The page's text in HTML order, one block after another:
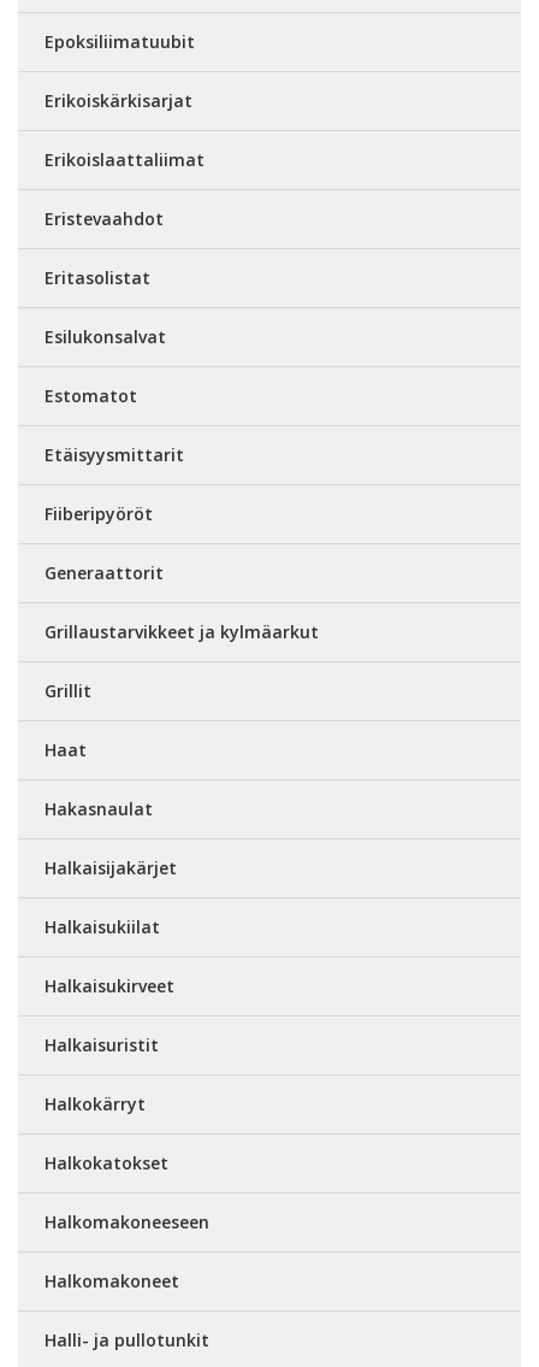
Epoksiliimatuubit
Erikoiskärkisarjat
Erikoislaattaliimat
Eristevaahdot
Eritasolistat
Esilukonsalvat
Estomatot
Etäisyysmittarit
Fiiberipyöröt
Generaattorit
Grillaustarvikkeet ja kylmäarkut
Grillit
Haat
Hakasnaulat
Halkaisijakärjet
Halkaisukiilat
Halkaisukirveet
Halkaisuristit
Halkokärryt
Halkokatokset
Halkomakoneeseen
Halkomakoneet
Halli- ja pullotunkit